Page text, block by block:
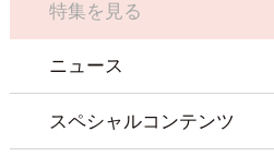
特集を見る
ニュース
スペシャルコンテンツ